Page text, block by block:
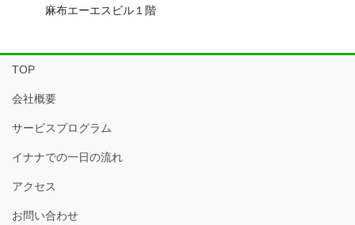
麻布エーエスビル１階
TOP
会社概要
サービスプログラム
イナナでの一日の流れ
アクセス
お問い合わせ